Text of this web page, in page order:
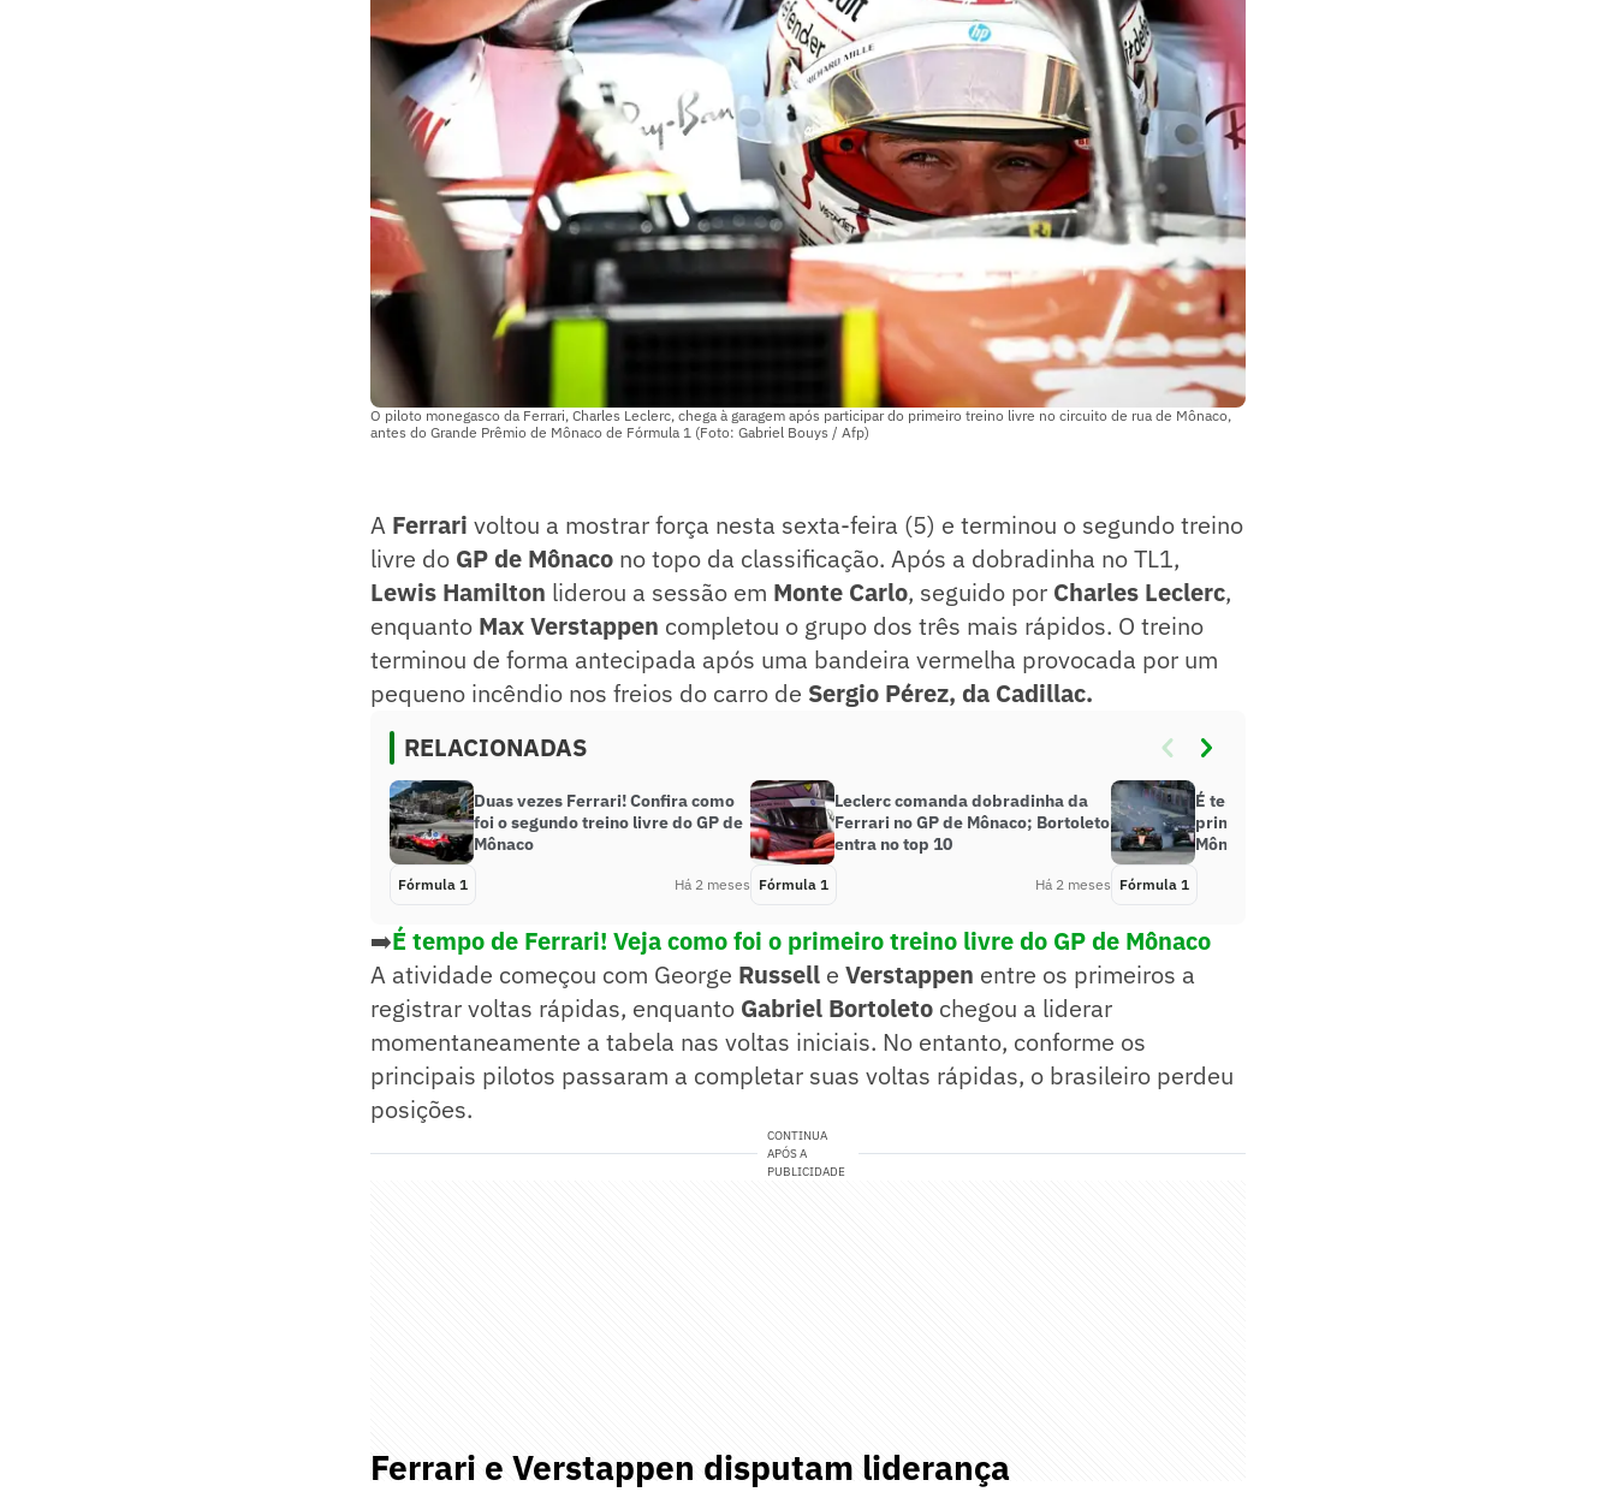
O piloto monegasco da Ferrari, Charles Leclerc, chega à garagem após participar do primeiro treino livre no circuito de rua de Mônaco,
antes do Grande Prêmio de Mônaco de Fórmula 1 (Foto: Gabriel Bouys / Afp)
A Ferrari voltou a mostrar força nesta sexta-feira (5) e terminou o segundo treino
livre do GP de Mônaco no topo da classificação. Após a dobradinha no TL1,
Lewis Hamilton liderou a sessão em Monte Carlo, seguido por Charles Leclerc,
enquanto Max Verstappen completou o grupo dos três mais rápidos. O treino
terminou de forma antecipada após uma bandeira vermelha provocada por um
pequeno incêndio nos freios do carro de Sergio Pérez, da Cadillac.
RELACIONADAS
Duas vezes Ferrari! Confira como
foi o segundo treino livre do GP de
Mônaco
Fórmula 1 Há 2 meses
Leclerc comanda dobradinha da
Ferrari no GP de Mônaco; Bortoleto
entra no top 10
Fórmula 1 Há 2 meses
É tempo de Ferrari! Veja como foi o
primeiro treino livre do GP de
Mônaco
Fórmula 1
➡️É tempo de Ferrari! Veja como foi o primeiro treino livre do GP de Mônaco
A atividade começou com George Russell e Verstappen entre os primeiros a
registrar voltas rápidas, enquanto Gabriel Bortoleto chegou a liderar
momentaneamente a tabela nas voltas iniciais. No entanto, conforme os
principais pilotos passaram a completar suas voltas rápidas, o brasileiro perdeu
posições.
CONTINUA
APÓS A
PUBLICIDADE
Ferrari e Verstappen disputam liderança